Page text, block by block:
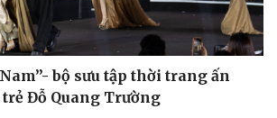
bộ sưu tập thời trang ấn
Đỗ Quang Trường